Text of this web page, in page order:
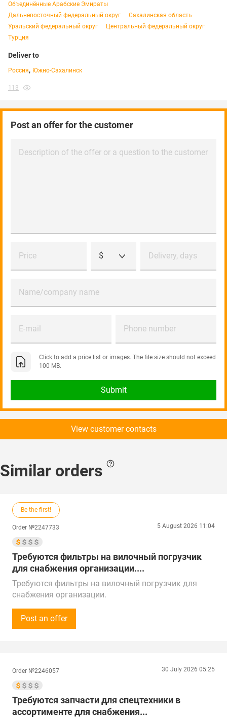
Объединённые Арабские Эмираты
Дальневосточный федеральный округ
Сахалинская область
Уральский федеральный округ
Центральный федеральный округ
Турция
Deliver to
Россия, Южно-Сахалинск
113
Post an offer for the customer
Description of the offer or a question to the customer
Price $ Delivery, days
Name/company name
E-mail Phone number
Click to add a price list or images. The file size should not exceed
100 MB.
Submit
View customer contacts
Similar orders
Be the first!
Order №2247733 5 August 2026 11:04
Требуются фильтры на вилочный погрузчик
для снабжения организации....
Требуются фильтры на вилочный погрузчик для
снабжения организации.
CX0708FS.
Объём закупки - по 6 шт каждой позиции
Предложения от поставщиков рассмотрим по РФ,
Китаю, Республике Беларусь, Турции, ОАЭ и
Республике Казахстан.
Доставка в г. Санкт-Петербург, район Ржевка
Post an offer
Order №2246057 30 July 2026 05:25
Требуются запчасти для спецтехники в
ассортименте для снабжения...